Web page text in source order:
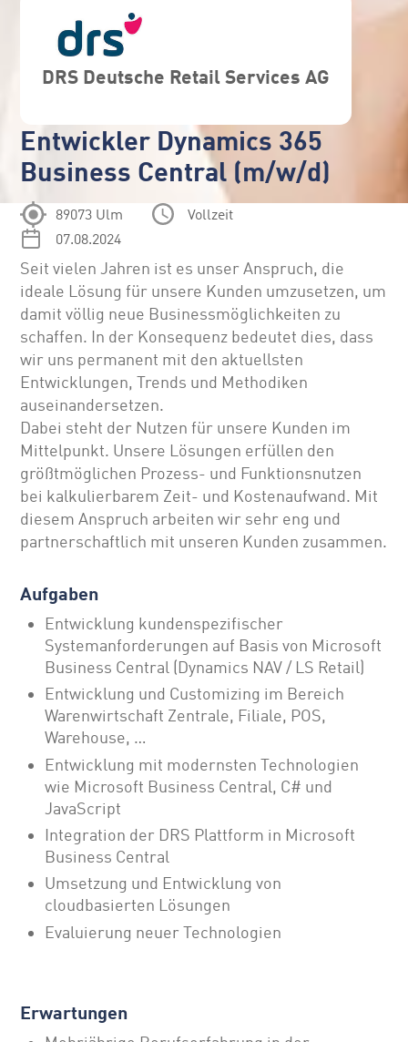
DRS Deutsche Retail Services AG
Entwickler Dynamics 365
Business Central (m/w/d)
89073 Ulm
Vollzeit
07.08.2024
Seit vielen Jahren ist es unser Anspruch, die
ideale Lösung für unsere Kunden umzusetzen, um
damit völlig neue Businessmöglichkeiten zu
schaffen. In der Konsequenz bedeutet dies, dass
wir uns permanent mit den aktuellsten
Entwicklungen, Trends und Methodiken
auseinandersetzen.
Dabei steht der Nutzen für unsere Kunden im
Mittelpunkt. Unsere Lösungen erfüllen den
größtmöglichen Prozess- und Funktionsnutzen
bei kalkulierbarem Zeit- und Kostenaufwand. Mit
diesem Anspruch arbeiten wir sehr eng und
partnerschaftlich mit unseren Kunden zusammen.
Aufgaben
Entwicklung kundenspezifischer
Systemanforderungen auf Basis von Microsoft
Business Central (Dynamics NAV / LS Retail)
Entwicklung und Customizing im Bereich
Warenwirtschaft Zentrale, Filiale, POS,
Warehouse, …
Entwicklung mit modernsten Technologien
wie Microsoft Business Central, C# und
JavaScript
Integration der DRS Plattform in Microsoft
Business Central
Umsetzung und Entwicklung von
cloudbasierten Lösungen
Evaluierung neuer Technologien
Erwartungen